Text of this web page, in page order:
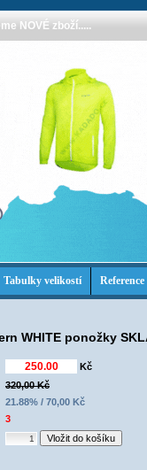
NOVÉ zboží.....
Tabulky velikostí Reference
WHITE ponožky
Kč
320,00 Kč
21.88% / 70,00 Kč
3